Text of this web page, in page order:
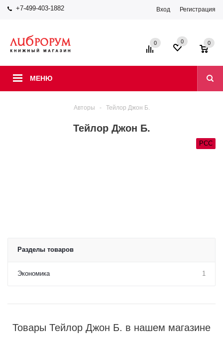
+7-499-403-1882 Вход Регистрация
МЕНЮ
0 0 0
Авторы - Тейлор Джон Б.
Тейлор Джон Б.
РСС
Разделы товаров
Экономика 1
Товары Тейлор Джон Б. в нашем магазине